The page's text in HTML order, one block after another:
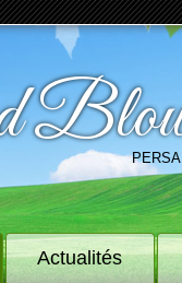
Actualités